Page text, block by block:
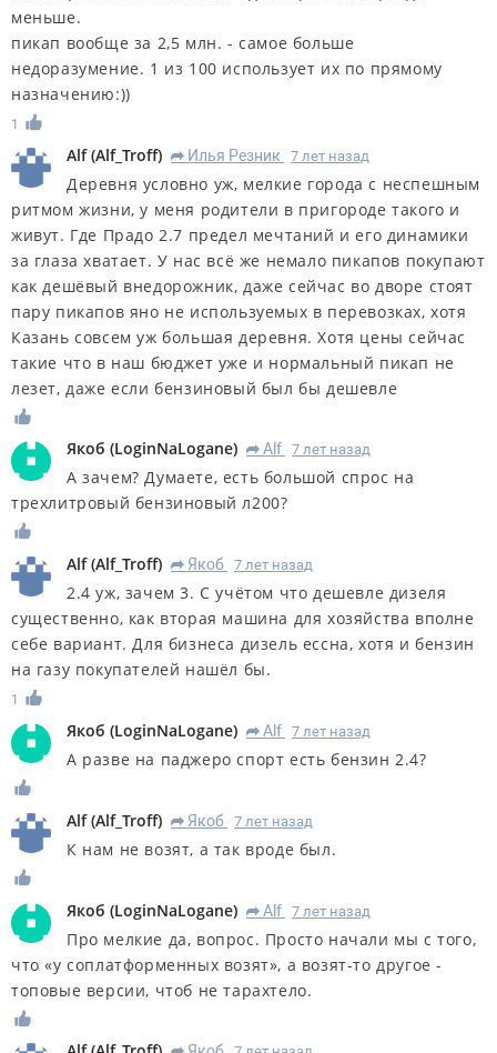
меньше.
пикап вообще за 2,5 млн. - самое больше
недоразумение. 1 из 100 использует их по прямому
назначению:))
1
Alf(Alf_Troff) R Илья Резник 7 лет назад
Деревня условно уж, мелкие города с неспешным
ритмом жизни, у меня родители в пригороде такого и
живут. Где Прадо 2.7 предел мечтаний и его динамики
за глаза хватает. У нас всё же немало пикапов покупают
как дешёвый внедорожник, даже сейчас во дворе стоят
пару пикапов яно не используемых в перевозках, хотя
Казань совсем уж большая деревня. Хотя цены сейчас
такие что в наш бюджет уже и нормальный пикап не
лезет, даже если бензиновый был бы дешевле
Якоб (LoginNaLogane) R Alf 7 лет назад
А зачем? Думаете, есть большой спрос на
трехлитровый бензиновый л200?
Alf(Alf_Troff) R Якоб 7 лет назад
2.4 уж, зачем 3. С учётом что дешевле дизеля
существенно, как вторая машина для хозяйства вполне
себе вариант. Для бизнеса дизель ессна, хотя и бензин
на газу покупателей нашёл бы.
1
Якоб (LoginNaLogane) R Alf 7 лет назад
А разве на паджеро спорт есть бензин 2.4?
Alf(Alf_Troff) R Якоб 7 лет назад
К нам не возят, а так вроде был.
Якоб (LoginNaLogane) R Alf 7 лет назад
Про мелкие да, вопрос. Просто начали мы с того,
что «у соплатформенных возят», а возят-то другое -
топовые версии, чтоб не тарахтело.